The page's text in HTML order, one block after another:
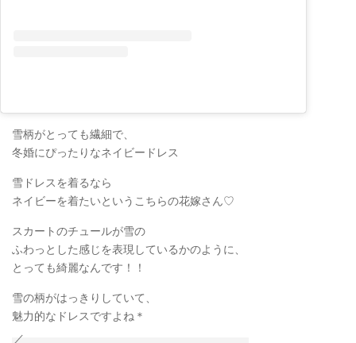
雪柄がとっても繊細で、
冬婚にぴったりなネイビードレス
雪ドレスを着るなら
ネイビーを着たいというこちらの花嫁さん♡
スカートのチュールが雪の
ふわっとした感じを表現しているかのように、
とっても綺麗なんです！！
雪の柄がはっきりしていて、
魅力的なドレスですよね＊